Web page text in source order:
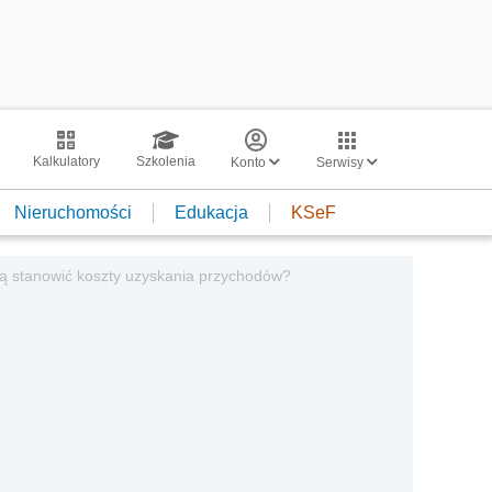
Kalkulatory Szkolenia Konto Serwisy
Nieruchomości Edukacja KSeF
stanowić koszty uzyskania przychodów?